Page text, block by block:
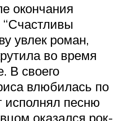
окончания
увлек роман,
во время
В своего
влюбилась по
исполнял песню
оказался рок-